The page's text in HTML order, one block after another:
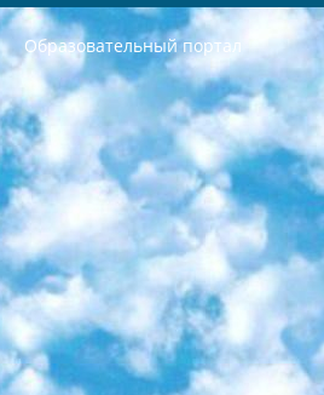
Образовательный портал
РЕСПУБЛИКА УЗБЕКИСТАН МИНИСТРЕРСТВО ДОШКОЛЬНОГО И ШКОЛЬНОГО ОБРАЗОВАНИЯ КОМАНДА в общеобразовательных учреждениях в 2023-2024 учебном году организация и проведение итоговой государственной аттестации обучающихся о Министра дошкольного и школьного образования Республики Узбекистан от 4 марта 2008 года (постановлением Минюста от 20 марта 2008 года № 1778 государственной регистрации) «Итоговое состояние учащихся общего среднего образования на основании положения об утверждении положения об аттестации общего среднего образования выпускной экзамен студентов в образовательных учреждениях в 2023-2024 учебном году В целях организации и прохождения аттестации приказываю: 1. Следующее: перечень предметов, по которым будет проводиться итоговая государственная аттестация и экзамен формы перевода согласно приложению 1; сертификаты международного образца, оценивающие уровень владения иностранными языками перечень согласно приложению 2; 2. Педагогический при специализированных образовательных учреждениях. научно-практический центр квалификации и международной оценки (Д.Давидова) 2024 г. До 25 марта: задания по предметам, по которым будет проводиться итоговая аттестация разработка и утверждение технических условий; итоговая аттестация на основании разработанного предметного задания разработка вопросов по предметам (устно и письменно), экзамен передача; общеобразовательные средние школы и специальные учебные заведения учащиеся выпускных классов школ и интернатов в агентской системе подготовка базы данных экзаменационных материалов и критериев оценки; перевод базы экзаменационных материалов на все языки обучения подать в Республиканский образовательный центр для изготовления; варианты экзаменов на основе разработанных контрольных материалов пусть будут поставлены задачи формирования. 3. Республиканский образовательный центр (Ш.Худайкулов) до 5 апреля 2024 года. до: база данных предоставленных экзаменационных материалов на все языки обучения перевод и экспертиза; для слепых, слабовидящих, глухих, слабослышащих и умственно отсталых детей учащиеся выпускных классов специализированных школ и школ-интернатов база данных экзаменационных материалов на всех преподаваемых языках подготовка критериев оценки; специализированные школы для умственно отсталых детей и технологии для учащихся выпускных классов школ-интернатов разработка соответствующих рекомендаций и критериев проведения ЕГЭ по естествознанию давать задания. 4. Педагогический при специализированных образовательных учреждениях. Научно-практический центр навыков и международной оценки (Д.Давидова), Республика образовательный центр (Худайкулов Ш.) итоговый государственный аттестационный экзамен ориентирован на творческое и логическое мышление при подготовке базы материалов учитывать введение заданий. 5. Следует отметить, что: сертификат государственного образца о знании общеобразовательного предмета и как минимум национальный уровень B1 по предметам на иностранных языках, указанным в Приложении 2. или международно признанный сертификат эквивалентного уровня студенты, изучающие определенный предмет, освобождаются от экзамена; по соответствующим предметам запланирована итоговая государственная аттестация за день до дня, путем жеребьевки Рабочей группой (в письменной форме по предметам, проводимым в форме) из числа сформированных вариантов выбрано 2 варианта; 2 выбранных варианта экзамена анонсированы на официальном сайте министерства и все выпускники по всей стране на основе этих вариантов проводит итоговую государственную аттестацию. 6. Государственное образование учащихся средних общеобразовательных учреждений. знания в соответствии с квалификационными требованиями, которые необходимо приобрести на основании стандартов итоговый (выпускной) контроль для 9 и 11 классов в целях тестирования Экзамены (далее – экзамены) состоят из предметов, перечисленных в приложении 1. будет сделано. 7. Экзамены пройдут с 26 мая по 15 июня 2024 г. (кроме науки физического воспитания). 8. Физическая для учащихся 9 классов общесредних образовательных учреждений. Экзамены по предмету «Образование, квалификация медицина» 1-6 мая 2024 года. сотрудники перевести под присмотр (с отклонениями в физическом или умственном развитии) специализированная школа для детей, школы-интернаты и со сколиозом школы-интернаты санаторного типа для больных детей исключены). 9. Он был слепым, слабовидящим и имел нарушения опорно-двигательного аппарата. экзамены в специализированных школах и интернатах для детей должны проводиться исходя из требований, предъявляемых к общеобразовательным учреждениям (физкультура кроме науки). 10. Специализированная школа для глухих и слабослышащих детей. и экзамены в интернатах и быть реализован в виде письменного теста по математике. 11. Специальность для умственно отсталых детей. Для 9 класса Родной язык и литературное письмо Государственный язык (язык обучения – узбекский). для неклассов) написано Математическое письмо Письменная/устная история Узбекистана Физическое воспитание практично Итоговый контроль Для 11 класса Написание родного языка и литературы (эссе) Математическое письмо Узбекский язык (обучение на узбекском языке) не посещающее общее среднее образование для учреждений)/Образовательное учреждение выбор письменный и устный Иностранный язык письменный/устный Письменная/устная история Узбекистана *По выбору студента:  Химия  Физика  Основы государственного права  География 10 бесплатных образовательных ресурсов - Мы составили подборку онлайн-проектов с интерактивными упражнениями, видеолекциями и статьями. Они помогут вам обрести новые и освежить старые знания бесплатно. 1. «ИНТУИТ» Старейшая образовательная площадка Рунета. Здесь вы найдёте сотни текстовых и видеокурсов на десятки различных тем — от программирования до психологии. Многие курсы подготовлены российскими университетами и крупными международными компаниями вроде Intel и Microsoft. Самостоятельное обучение бесплатное, но желающие могут оплатить услуги персональных наставников. 2. «Смартия» знакомит с актуальными профессиями и подсказывает, как им обучаться. Выбрав заинтересовавшую вас специальность — SMM-специалист, фотограф, веб-дизайнер или другую, — увидите список необходимых для неё умений. Чтобы вы могли освоить их самостоятельно, для каждого умения площадка отображает подборку ссылок на учебные материалы. Хотя «Смартия» ориентируется на русскоязычную аудиторию, часть контента всё же доступна только на английском. 3. «Лекторий Физтеха» Проект Московского физико-технического института (Физтеха). С его помощью вы можете смотреть онлайн серии лекций, записанные на видео в этом вузе. В числе доступных предметов — физика, биология, химия, информационные технологии и другие. К некоторым лекциям администрация ресурса прилагает готовые конспекты, которые можно скачивать в PDF-формате. 4. ITMOcourses Онлайн-площадка Санкт-Петербургского национального исследовательского университета информационных технологий, механики и оптики (ИТМО). Ресурс предоставляет свободный доступ к курсам, разработанным в этом вузе. Каталог материалов разбит на четыре категории: «Оптические системы и технологии», «Приборостроение и робототехника», «Информационные технологии» и «Биотехнологии». Курсы состоят из видеолекций, интерактивных демонстраций и заданий. 5. «КиберЛенинка» Электронная научная